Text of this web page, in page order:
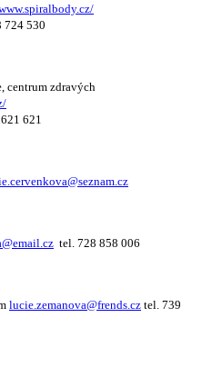
530
centrum zdravých
621
tel. 728 858 006
lucie.zemanova@frends.cz tel. 739